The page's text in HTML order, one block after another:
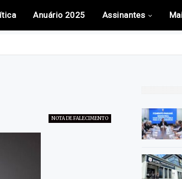
Anuário 2025 Assinantes
NOTA DE FALECIMENTO